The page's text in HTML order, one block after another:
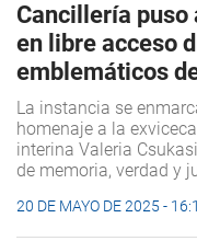
Cancillería puso
en libre acceso
emblemáticos
La instancia se
homenaje a la
interina Valeria
de memoria, verdad y
20 DE MAYO DE 2025 -